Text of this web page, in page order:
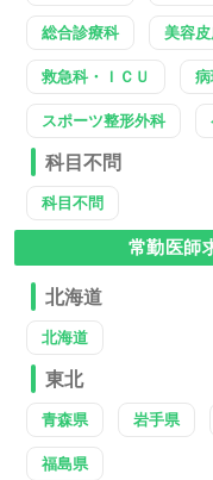
総合診療科 美容
救急科・ＩＣＵ
スポーツ整形外科
科目不問
科目不問
常勤医師
北海道
北海道
東北
青森県 岩手県
福島県